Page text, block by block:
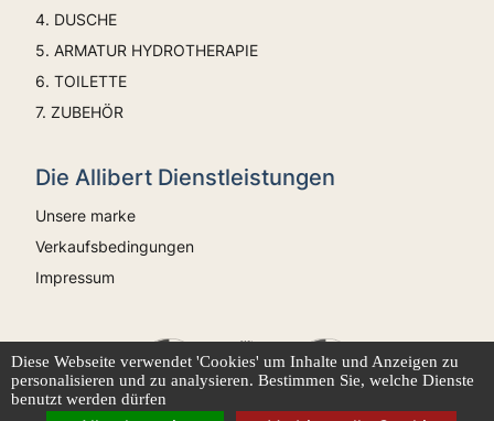
Diese Webseite verwendet 'Cookies' um Inhalte und Anzeigen zu
personalisieren und zu analysieren. Bestimmen Sie, welche Dienste
benutzt werden dürfen
4. DUSCHE
5. ARMATUR HYDROTHERAPIE
6. TOILETTE
7. ZUBEHÖR
Die Allibert Dienstleistungen
Unsere marke
Verkaufsbedingungen
Impressum